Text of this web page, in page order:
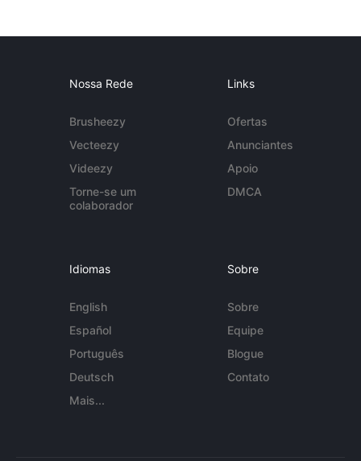
Nossa Rede
Brusheezy
Vecteezy
Videezy
Torne-se um
colaborador
Links
Ofertas
Anunciantes
Apoio
DMCA
Idiomas
English
Español
Português
Deutsch
Mais...
Sobre
Sobre
Equipe
Blogue
Contato